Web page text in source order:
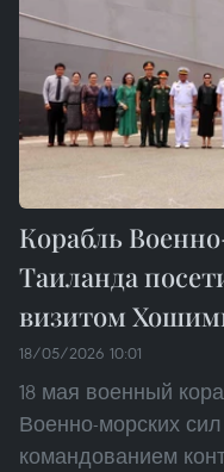
Корабль
Таиланда
визитом
18/05/2026 10:01
18 мая военный
Военно-морских
командованием